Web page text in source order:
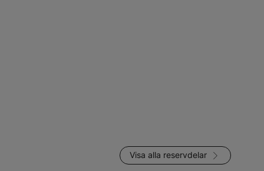
Visa alla reservdelar